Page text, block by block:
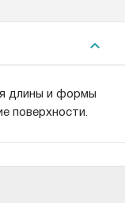
длины и формы
поверхности.